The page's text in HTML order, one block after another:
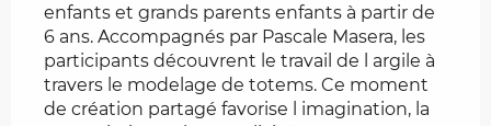
enfants et grands parents enfants à partir de
6 ans. Accompagnés par Pascale Masera, les
participants découvrent le travail de l argile à
travers le modelage de totems. Ce moment
de création partagé favorise l imagination, la